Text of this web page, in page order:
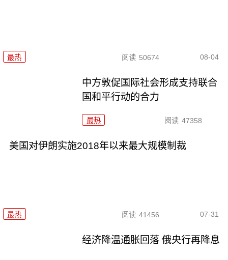
最热 阅读 50674 08-04
中方敦促国际社会形成支持联合
国和平行动的合力
最热 阅读 47358
美国对伊朗实施2018年以来最大规模制裁
最热 阅读 41456 07-31
经济降温通胀回落 俄央行再降息